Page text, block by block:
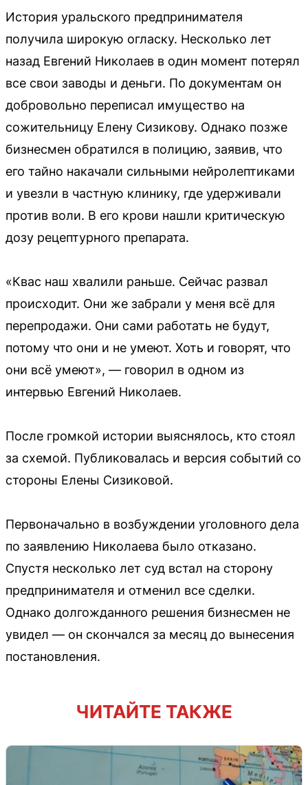
История уральского предпринимателя
получила широкую огласку. Несколько лет
назад Евгений Николаев в один момент потерял
все свои заводы и деньги. По документам он
добровольно переписал имущество на
сожительницу Елену Сизикову. Однако позже
бизнесмен обратился в полицию, заявив, что
его тайно накачали сильными нейролептиками
и увезли в частную клинику, где удерживали
против воли. В его крови нашли критическую
дозу рецептурного препарата.
«Квас наш хвалили раньше. Сейчас развал
происходит. Они же забрали у меня всё для
перепродажи. Они сами работать не будут,
потому что они и не умеют. Хоть и говорят, что
они всё умеют», — говорил в одном из
интервью Евгений Николаев.
После громкой истории выяснялось, кто стоял
за схемой. Публиковалась и версия событий со
стороны Елены Сизиковой.
Первоначально в возбуждении уголовного дела
по заявлению Николаева было отказано.
Спустя несколько лет суд встал на сторону
предпринимателя и отменил все сделки.
Однако долгожданного решения бизнесмен не
увидел — он скончался за месяц до вынесения
постановления.
ЧИТАЙТЕ ТАКЖЕ